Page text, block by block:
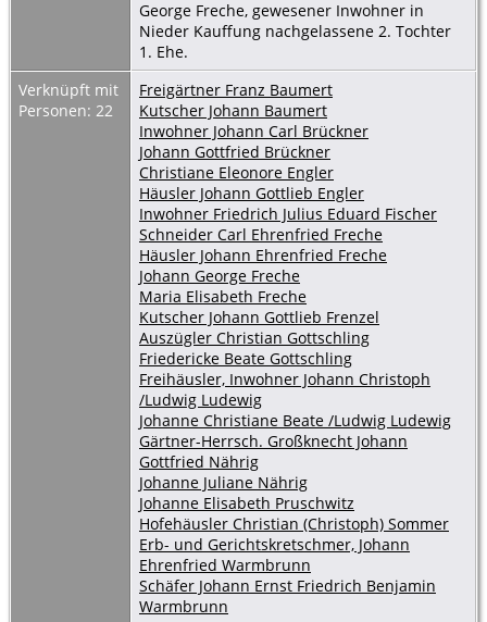
George Freche, gewesener Inwohner in
Nieder Kauffung nachgelassene 2. Tochter
1. Ehe.
Verknüpft mit
Personen: 22
Freigärtner Franz Baumert
Kutscher Johann Baumert
Inwohner Johann Carl Brückner
Johann Gottfried Brückner
Christiane Eleonore Engler
Häusler Johann Gottlieb Engler
Inwohner Friedrich Julius Eduard Fischer
Schneider Carl Ehrenfried Freche
Häusler Johann Ehrenfried Freche
Johann George Freche
Maria Elisabeth Freche
Kutscher Johann Gottlieb Frenzel
Auszügler Christian Gottschling
Friedericke Beate Gottschling
Freihäusler, Inwohner Johann Christoph
/Ludwig Ludewig
Johanne Christiane Beate /Ludwig Ludewig
Gärtner-Herrsch. Großknecht Johann
Gottfried Nährig
Johanne Juliane Nährig
Johanne Elisabeth Pruschwitz
Hofehäusler Christian (Christoph) Sommer
Erb- und Gerichtskretschmer, Johann
Ehrenfried Warmbrunn
Schäfer Johann Ernst Friedrich Benjamin
Warmbrunn